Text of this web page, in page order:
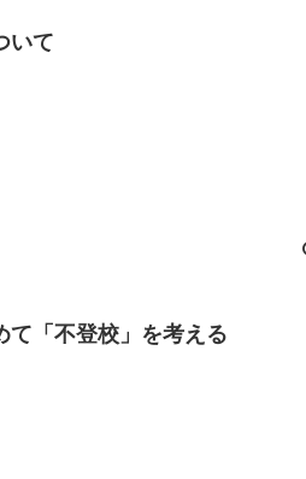
いて
て「不登校」を考える